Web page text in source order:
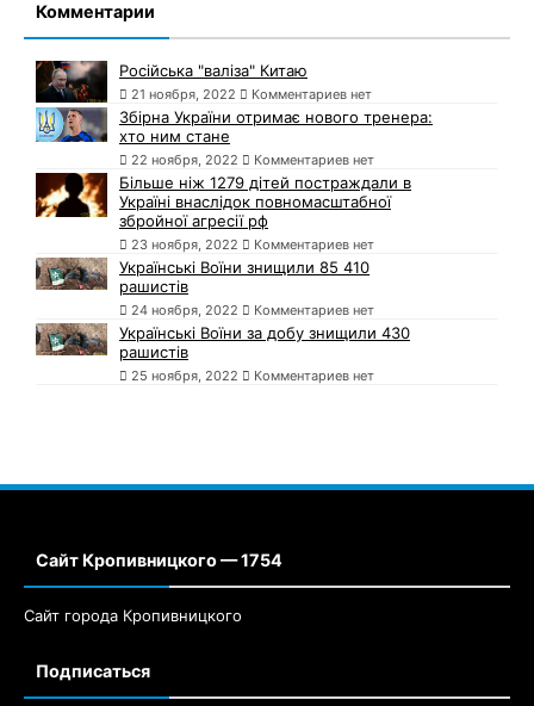
Комментарии
Російська "валіза" Китаю
21 ноября, 2022 Комментариев нет
Збірна України отримає нового тренера:
хто ним стане
22 ноября, 2022 Комментариев нет
Більше ніж 1279 дітей постраждали в
Україні внаслідок повномасштабної
збройної агресії рф
23 ноября, 2022 Комментариев нет
Українські Воїни знищили 85 410
рашистів
24 ноября, 2022 Комментариев нет
Українські Воїни за добу знищили 430
рашистів
25 ноября, 2022 Комментариев нет
Сайт Кропивницкого — 1754
Сайт города Кропивницкого
Подписаться